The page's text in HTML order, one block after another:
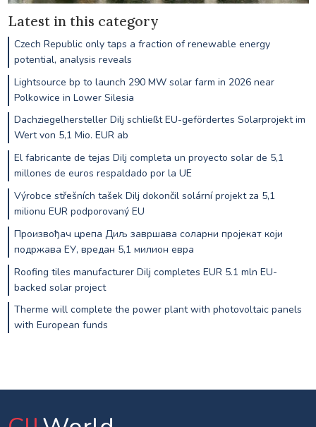
Latest in this category
Czech Republic only taps a fraction of renewable energy
potential, analysis reveals
Lightsource bp to launch 290 MW solar farm in 2026 near
Polkowice in Lower Silesia
Dachziegelhersteller Dilj schließt EU-gefördertes Solarprojekt im
Wert von 5,1 Mio. EUR ab
El fabricante de tejas Dilj completa un proyecto solar de 5,1
millones de euros respaldado por la UE
Výrobce střešních tašek Dilj dokončil solární projekt za 5,1
milionu EUR podporovaný EU
Произвођач црепа Диљ завршава соларни пројекат који
подржава ЕУ, вредан 5,1 милион евра
Roofing tiles manufacturer Dilj completes EUR 5.1 mln EU-
backed solar project
Therme will complete the power plant with photovoltaic panels
with European funds